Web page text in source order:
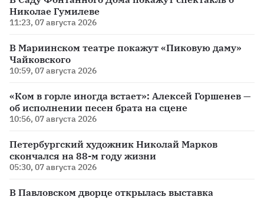
Николае Гумилеве
11:23, 07 августа 2026
В Мариинском театре покажут «Пиковую даму»
Чайковского
10:59, 07 августа 2026
«Ком в горле иногда встает»: Алексей Горшенев —
об исполнении песен брата на сцене
10:56, 07 августа 2026
Петербургский художник Николай Марков
скончался на 88-м году жизни
05:30, 07 августа 2026
В Павловском дворце открылась выставка